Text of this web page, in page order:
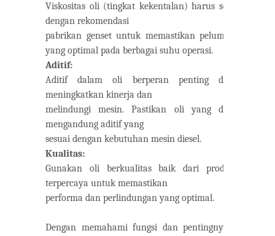
Viskositas oli (tingkat kekentalan) harus sesuai
dengan rekomendasi
pabrikan genset untuk memastikan pelumasan
yang optimal pada berbagai suhu operasi.
Aditif:
Aditif dalam oli berperan penting dalam
meningkatkan kinerja dan
melindungi mesin. Pastikan oli yang dipilih
mengandung aditif yang
sesuai dengan kebutuhan mesin diesel.
Kualitas:
Gunakan oli berkualitas baik dari produsen
terpercaya untuk memastikan
performa dan perlindungan yang optimal.
Dengan memahami fungsi dan pentingnya oli